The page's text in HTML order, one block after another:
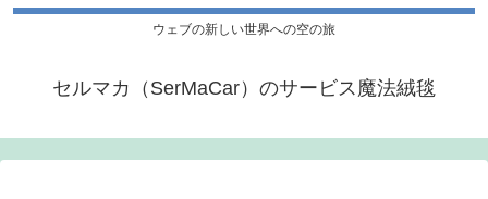
ウェブの新しい世界への空の旅
セルマカ（SerMaCar）のサービス魔法絨毯